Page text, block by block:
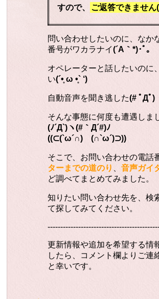
すので、
ご返答できません
問い合わせしたいのに、なか
番号がワカラナイ(´A｀*)･ﾟ｡
オペレーターと話したいのに
い(´•̥ ω •̥` ‘)
自動音声を聞き逃した(# ﾟДﾟ)
そんな事態に何度も遭遇しま
(ﾉ´Д`)ヽ(#｀Д´#)ﾉ
((⊂(`ω´∩) (∩`ω´)⊃))
そこで、お問い合わせの電話
ターまでの道のり 、 音声ガイ
ど調べてまとめてみました。
知りたい問い合わせ先を、検
て探してみてください。
更新情報や追加を希望する情
したら、コメント欄よりご連
と幸いです。